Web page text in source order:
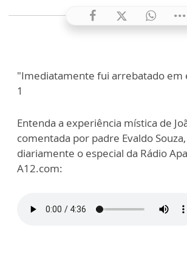
"Imediatamente fui arrebatado em
1
Entenda a experiência mística de
comentada por padre Evaldo Souza,
diariamente o especial da Rádio
A12.com: